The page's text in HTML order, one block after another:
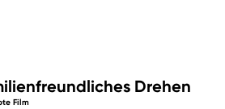
Drehen
Film